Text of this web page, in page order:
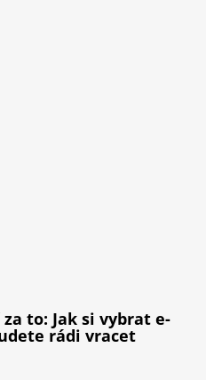
to: Jak si vybrat e-
rádi vracet